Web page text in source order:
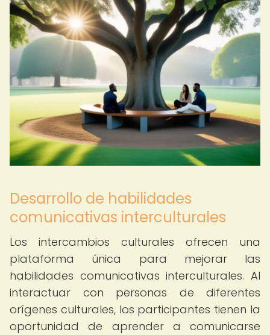
Desarrollo de habilidades
comunicativas interculturales
Los intercambios culturales ofrecen una
plataforma única para mejorar las
habilidades comunicativas interculturales. Al
interactuar con personas de diferentes
orígenes culturales, los participantes tienen la
oportunidad de aprender a comunicarse